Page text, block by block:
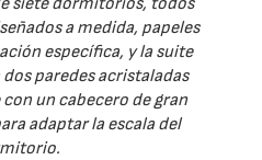
a medida, papeles
específica, y la suite
paredes acristaladas
un cabecero de gran
adaptar la escala del